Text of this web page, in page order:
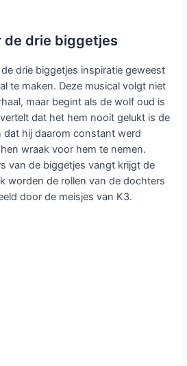
de drie biggetjes
drie biggetjes inspiratie geweest
te maken. Deze musical volgt niet
maar begint als de wolf oud is
dat het hem nooit gelukt is de
dat hij daarom constant werd
wraak voor hem te nemen.
van de biggetjes vangt krijgt de
worden de rollen van de dochters
door de meisjes van K3.